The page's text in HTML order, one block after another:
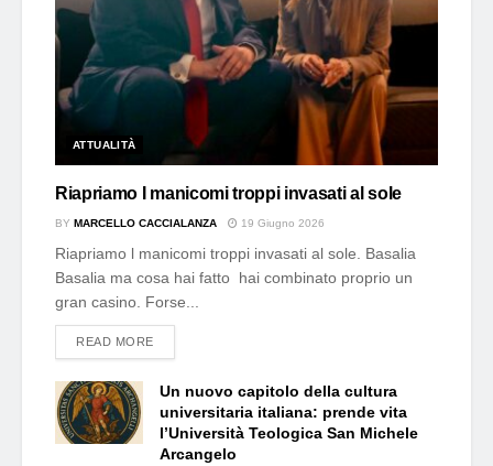
ATTUALITÀ
Riapriamo I manicomi troppi invasati al sole
BY MARCELLO CACCIALANZA 19 Giugno 2026
Riapriamo l manicomi troppi invasati al sole. Basalia
Basalia ma cosa hai fatto hai combinato proprio un
gran casino. Forse...
READ MOREDETAILS
Un nuovo capitolo della cultura
universitaria italiana: prende vita
l’Università Teologica San Michele
Arcangelo